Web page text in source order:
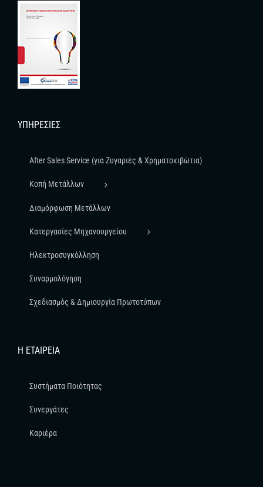
ΥΠΗΡΕΣΊΕΣ
After Sales Service (για Ζυγαριές & Χρηματοκιβώτια)
Κοπή Μετάλλων
Διαμόρφωση Μετάλλων
Κατεργασίες Μηχανουργείου
Ηλεκτροσυγκόλληση
Συναρμολόγηση
Σχεδιασμός & Δημιουργία Πρωτοτύπων
Η ΕΤΑΙΡΕΊΑ
Συστήματα Ποιότητας
Συνεργάτες
Καριέρα